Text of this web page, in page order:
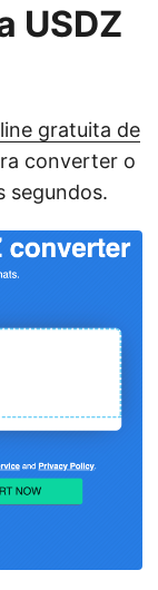
USDZ
gratuita de
converter o
segundos.